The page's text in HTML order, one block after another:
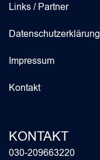
Links / Partner
Datenschutzerklärung
Impressum
Kontakt
KONTAKT
030-209663220